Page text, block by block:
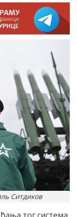
Ситдиков